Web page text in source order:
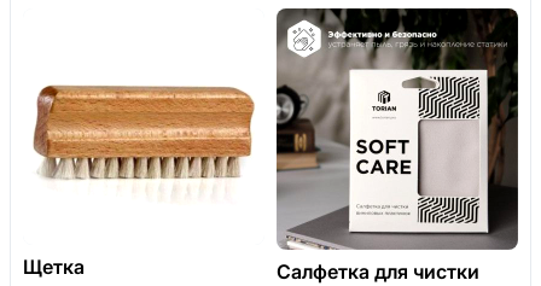
Щетка Салфетка для чистки